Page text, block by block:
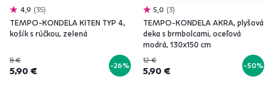
4,9 35
TEMPO-KONDELA KITEN TYP 4,
košík s rúčkou, zelená
8 €
5,90 € -26%
5,0 3
TEMPO-KONDELA AKRA, plyšová
deka s brmbolcami, oceľová
modrá, 130x150 cm
12 €
5,90 € -50%